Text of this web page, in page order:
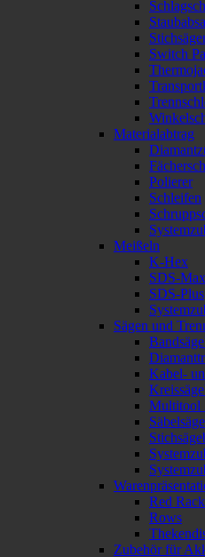
Switch
Materialabtrag
Polierer
Schleifen
Meißeln
K-Hex
SDS-Max
SDS-Plus
Sägen und
Kabel-
Multitool
Red Rack
Rows
Zubehör für